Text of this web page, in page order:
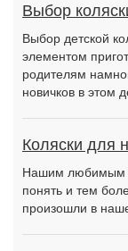
Выбор
Выбор детской
элементом
родителям
новичков в этом
Коляски для
Нашим любимым
понять и тем
произошли в